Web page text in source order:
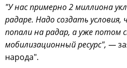
"У нас примерно 2 миллиона
радаре. Надо создать
попали на радар, а уже потом
мобилизационный ресурс", —
народа".